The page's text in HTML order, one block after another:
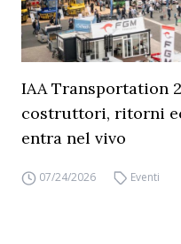
IAA Transportation
costruttori, ritorni
entra nel vivo
07/24/2026 Eventi